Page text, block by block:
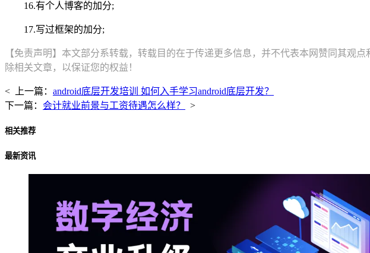
16.有个人博客的加分;
17.写过框架的加分;
【免责声明】本文部分系转载，转载目的在于传递更多信息，并不代表本网赞同其观
除相关文章，以保证您的权益！
< 上一篇： android底层开发培训 如何入手学习android底层开发？
下一篇： 会计就业前景与工资待遇怎么样？ >
相关推荐
最新资讯